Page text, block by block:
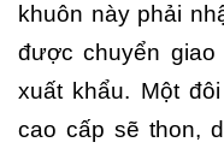
khuôn này phải
được chuyển
xuất khẩu. Một
cao cấp sẽ thon,